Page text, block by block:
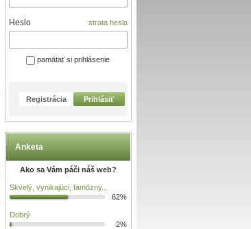
Heslo strata hesla
pamätať si prihlásenie
Registrácia Prihlásiť
Anketa
Ako sa Vám páči náš web?
Skvelý, vynikajúci, famózny...
62%
Dobrý
2%